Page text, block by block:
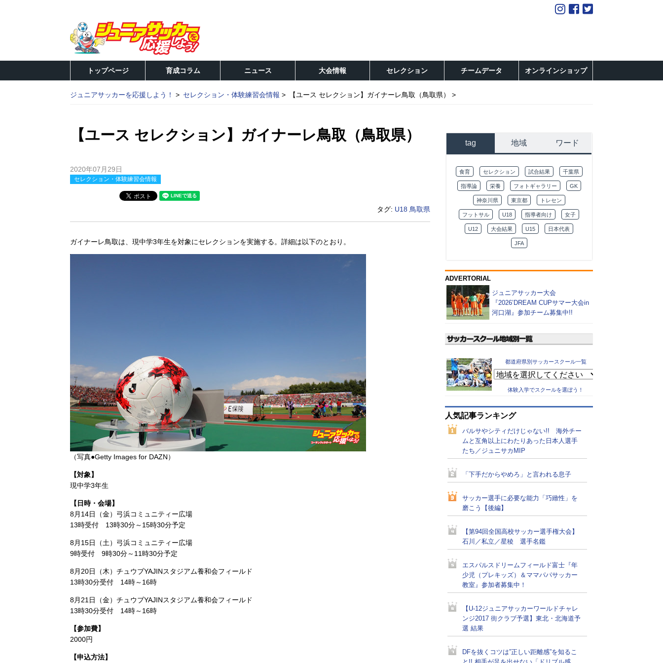
トップページ 育成コラム ニュース 大会情報 セレクション チームデータ オンラインショップ
ジュニアサッカーを応援しよう！ セレクション・体験練習会情報 【ユース セレクション】ガイナーレ鳥取（鳥取県）
【ユース セレクション】ガイナーレ鳥取（鳥取県）
2020年07月29日
セレクション・体験練習会情報
タグ: U18 鳥取県
ガイナーレ鳥取は、現中学3年生を対象にセレクションを実施する。詳細は以下のとおり。
（写真●Getty Images for DAZN）
【対象】
現中学3年生
【日時・会場】
8月14日（金）弓浜コミュニティー広場
13時受付 13時30分～15時30分予定
8月15日（土）弓浜コミュニティー広場
9時受付 9時30分～11時30分予定
8月20日（木）チュウブYAJINスタジアム養和会フィールド
13時30分受付 14時～16時
8月21日（金）チュウブYAJINスタジアム養和会フィールド
13時30分受付 14時～16時
【参加費】
2000円
【申込方法】
tag 地域 ワード
食育 セレクション 試合結果 千葉県
指導論 栄養 フォトギャラリー GK
神奈川県 東京都 トレセン
フットサル U18 指導者向け 女子
U12 大会結果 U15 日本代表
JFA
ADVERTORIAL
ジュニアサッカー大会
『2026’DREAM CUPサマー大会in
河口湖』参加チーム募集中!!
都道府県別サッカースクール一覧
体験入学でスクールを選ぼう！
人気記事ランキング
バルサやシティだけじゃない!! 海外チー
ムと互角以上にわたりあった日本人選手
たち／ジュニサカMIP
「下手だからやめろ」と言われる息子
サッカー選手に必要な能力「巧緻性」を
磨こう【後編】
【第94回全国高校サッカー選手権大会】
石川／私立／星稜 選手名鑑
エスパルスドリームフィールド富士『年
少児（プレキッズ）＆ママパパサッカー
教室』参加者募集中！
【U-12ジュニアサッカーワールドチャレ
ンジ2017 街クラブ予選】東北・北海道予
選 結果
DFを抜くコツは”正しい距離感”を知るこ